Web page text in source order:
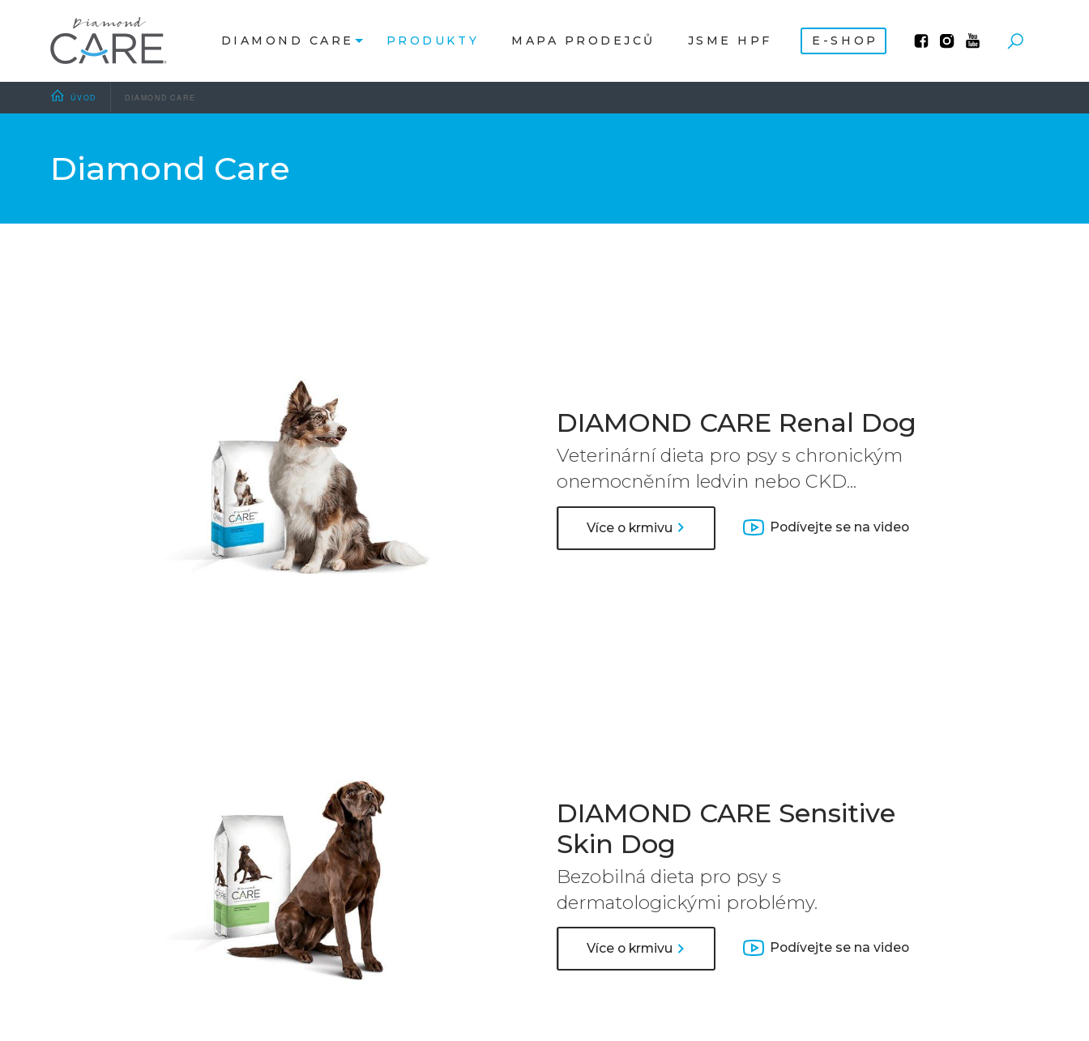
DIAMOND CARE PRODUKTY MAPA PRODEJCŮ JSME HPF E-SHOP
ÚVOD DIAMOND CARE
Diamond Care
DIAMOND CARE Renal Dog
Veterinární dieta pro psy s chronickým
onemocněním ledvin nebo CKD...
Více o krmivu Podívejte se na video
DIAMOND CARE Sensitive
Skin Dog
Bezobilná dieta pro psy s
dermatologickými problémy.
Více o krmivu Podívejte se na video